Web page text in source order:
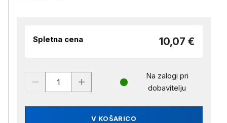
Spletna cena 10,07 €
V KOŠARICO
Na zalogi pri
dobavitelju